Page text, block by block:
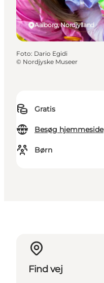
Gratis
Besøg hjemmeside
Børn
Aalborg, Nordjylland
Foto: Dario Egidi
© Nordjyske Museer
Find vej